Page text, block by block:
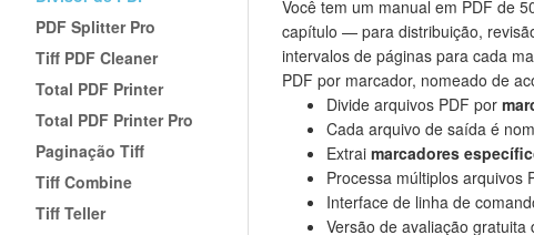
PDF Splitter Pro
Tiff PDF Cleaner
Total PDF Printer
Total PDF Printer Pro
Paginação Tiff
Tiff Combine
Tiff Teller
Você tem um manual em PDF de
capítulo — para distribuição,
intervalos de páginas para cada
PDF por marcador, nomeado de
Divide arquivos PDF por
Cada arquivo de saída é
Extrai marcadores
Processa múltiplos arquivos
Interface de linha de
Versão de avaliação